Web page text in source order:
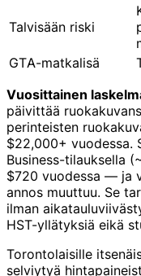
Talvisään riski
GTA-matkalisä
Vuosittainen
päivittää
perinteisten
$22,000+ vuodessa.
Business-tilauksella
$720 vuodessa — ja
annos muuttuu. Se
ilman
HST-yllätyksiä eikä
Torontolaisille
selviytyä